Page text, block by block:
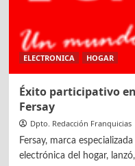
ELECTRONICA HOGAR
Éxito participativo
Fersay
Dpto. Redacción Franquicias
Fersay, marca
electrónica del hogar,